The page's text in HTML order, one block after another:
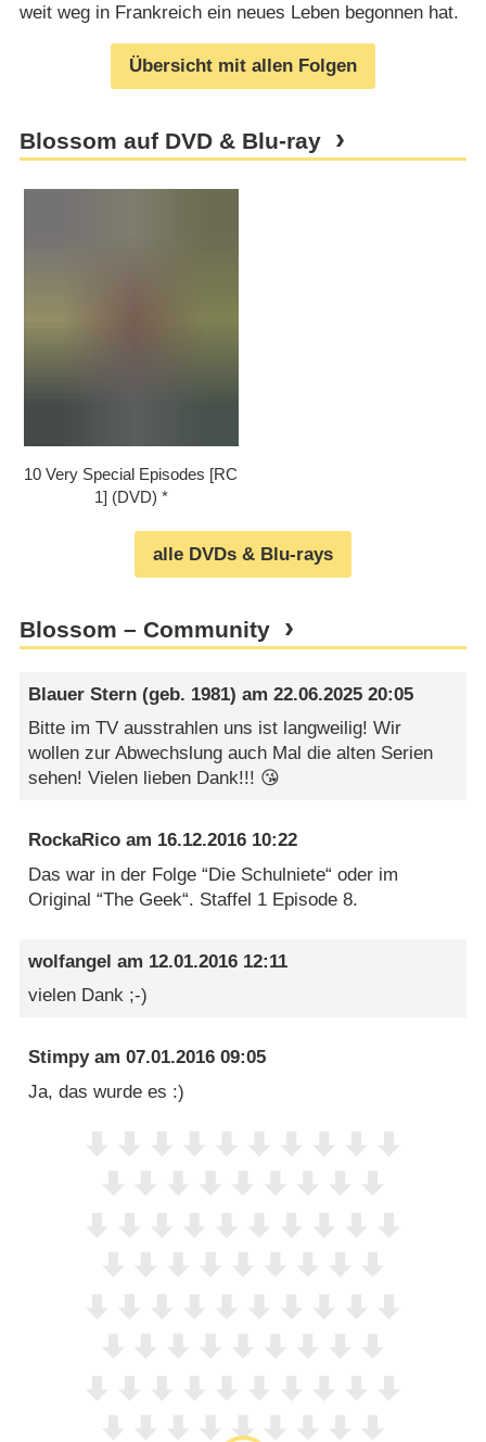
weit weg in Frankreich ein neues Leben begonnen hat.
Übersicht mit allen Folgen
Blossom auf DVD & Blu-ray
10 Very Special Episodes [RC
1] (DVD)
alle DVDs & Blu-rays
Blossom – Community
Blauer Stern(geb. 1981) am22.06.2025 20:05
Bitte im TV ausstrahlen uns ist langweilig! Wir
wollen zur Abwechslung auch Mal die alten Serien
sehen! Vielen lieben Dank!!! 😘
RockaRico am 16.12.2016 10:22
Das war in der Folge “Die Schulniete“ oder im
Original “The Geek“. Staffel 1 Episode 8.
wolfangel am 12.01.2016 12:11
vielen Dank ;-)
Stimpyam07.01.2016 09:05
Ja, das wurde es :)